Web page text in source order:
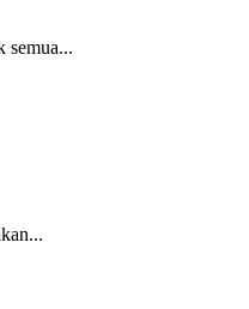
semua...